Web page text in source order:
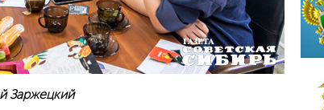
Заржецкий